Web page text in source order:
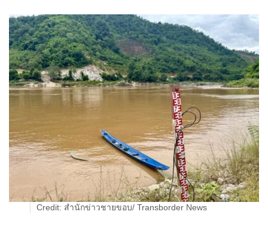
Credit: สำนักข่าวชายขอบ/ Transborder News